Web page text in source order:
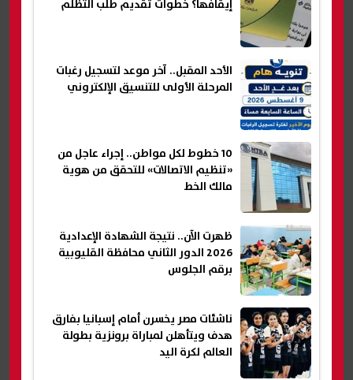
إيقافها؟ خطوات تقديم طلب التظلم
الأحد المقبل.. آخر موعد لتسجيل رغبات
المرحلة الأولى للتنسيق الإلكتروني
10 خطوط لكل مواطن.. إجراء عاجل من
«تنظيم الاتصالات» للتحقق من هوية
مالك الخط
ظهرت الآن.. نتيجة الشهادة الإعدادية
2026 الدور الثاني محافظة القليوبية
برقم الجلوس
ناشئات مصر يخسرن أمام إسبانيا بفارق
هدف ويتأهلن لمباراة برونزية بطولة
العالم لكرة اليد